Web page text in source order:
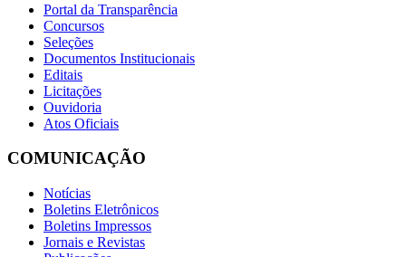
Portal da Transparência
Concursos
Seleções
Documentos Institucionais
Editais
Licitações
Ouvidoria
Atos Oficiais
COMUNICAÇÃO
Notícias
Boletins Eletrônicos
Boletins Impressos
Jornais e Revistas